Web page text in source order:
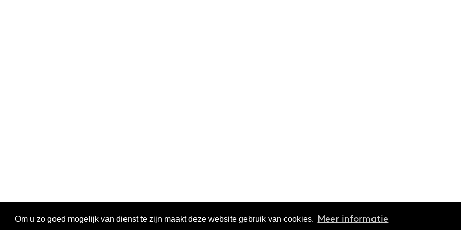
Om u zo goed mogelijk van dienst te zijn maakt deze website gebruik van cookies. Meer informatie